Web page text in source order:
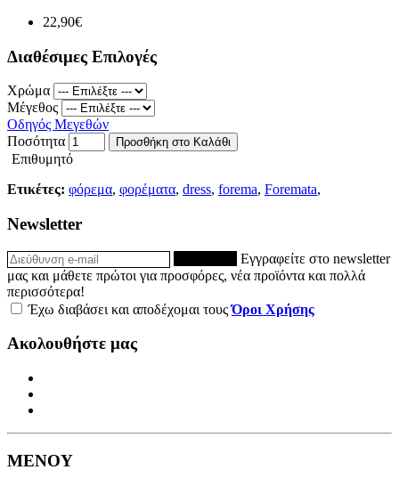
22,90€
Διαθέσιμες Επιλογές
Χρώμα
Μέγεθος
Οδηγός Μεγεθών
Ποσότητα
Προσθήκη στο Καλάθι
Επιθυμητό
Ετικέτες: φόρεμα, φορέματα, dress, forema, Foremata,
Newsletter
Εγγραφείτε στο newsletter
μας και μάθετε πρώτοι για προσφόρες, νέα προϊόντα και πολλά
περισσότερα!
Έχω διαβάσει και αποδέχομαι τουςΌροι Χρήσης
Ακολουθήστε μας
ΜΕΝΟΥ